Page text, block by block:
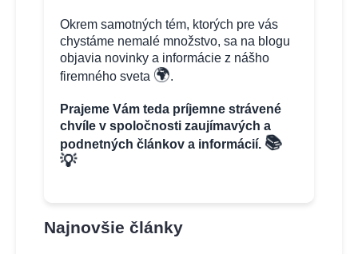
Okrem samotných tém, ktorých pre vás
chystáme nemalé množstvo, sa na blogu
objavia novinky a informácie z nášho
firemného sveta 🌍.
Prajeme Vám teda príjemne strávené
chvíle v spoločnosti zaujímavých a
podnetných článkov a informácií. 📚
💡
Najnovšie články